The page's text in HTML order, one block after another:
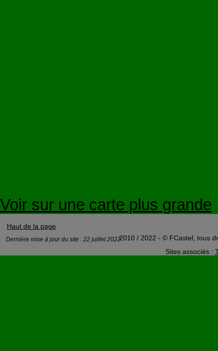
Voir sur une carte plus grande
Haut de la page
Dernière mise à jour du site : 22 juillet 20222010 / 2022 - © FCastel, tous
Sites associés :